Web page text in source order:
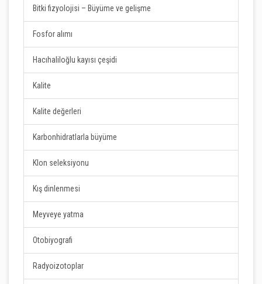
Bitki fizyolojisi – Büyüme ve gelişme
Fosfor alımı
Hacıhaliloğlu kayısı çeşidi
Kalite
Kalite değerleri
Karbonhidratlarla büyüme
Klon seleksiyonu
Kış dinlenmesi
Meyveye yatma
Otobiyografi
Radyoizotoplar